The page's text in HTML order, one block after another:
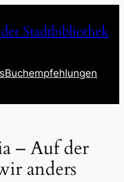
Stadtbibliothek
Buchempfehlungen
– Auf der
anders